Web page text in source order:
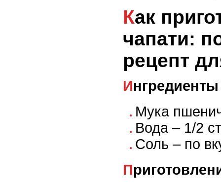
Как приготовить
чапати:
рецепт
Ингредиенты
Мука
Вода – 1/2
Соль – по